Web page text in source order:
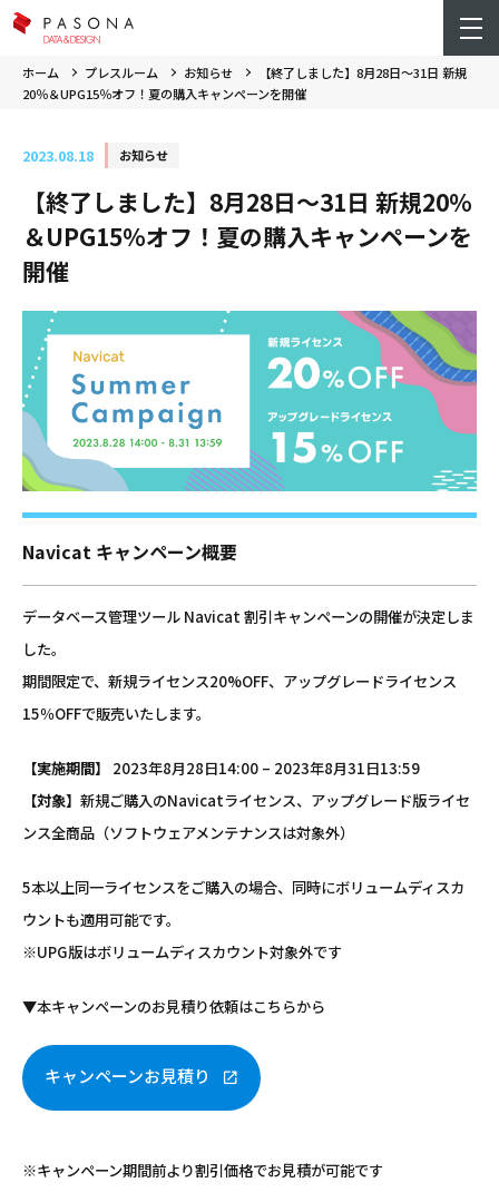
ホーム プレスルーム お知らせ
【終了しました】8月28日～31日 新規
20％＆UPG15％オフ！夏の購入キャンペーンを開催
2023.08.18 お知らせ
【終了しました】8月28日～31日 新規20％
＆UPG15％オフ！夏の購入キャンペーンを
開催
Navicat キャンペーン概要
データベース管理ツール Navicat 割引キャンペーンの開催が決定しま
した。
期間限定で、新規ライセンス20%OFF、アップグレードライセンス
15％OFFで販売いたします。
【実施期間】
2023年8月28日14:00 – 2023年8月31日13:59
【対象】 新規ご購入のNavicatライセンス、アップグレード版ライセ
ンス全商品（ソフトウェアメンテナンスは対象外）
5本以上同一ライセンスをご購入の場合、同時にボリュームディスカ
ウントも適用可能です。
※UPG版はボリュームディスカウント対象外です
▼本キャンペーンのお見積り依頼はこちらから
キャンペーンお見積り
※キャンペーン期間前より割引価格でお見積が可能です